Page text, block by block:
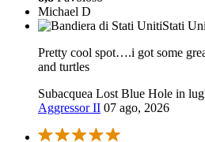
Michael D
Stati
Pretty cool spot….i got some
and turtles
Subacquea Lost Blue Hole in
Aggressor II 07 ago, 2026